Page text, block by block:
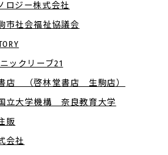
ロジー株式会社
社会福祉協議会
ックリーブ21
店 （啓林堂書店 生駒店）
立大学機構 奈良教育大学
販
会社